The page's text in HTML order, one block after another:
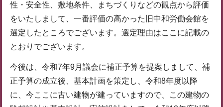
性・安全性、敷地条件、まちづくりなどの観点から評価
をいたしまして、一番評価の高かった旧中和労働会館を
選定したところでございます。選定理由はここに記載の
とおりでございます。
今後は、令和7年9月議会に補正予算を提案しまして、補
正予算の成立後、基本計画を策定し、令和8年度以降
に、今ここに古い建物が建っていますので、この建物の